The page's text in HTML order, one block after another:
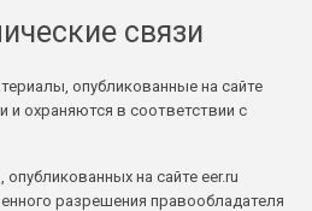
связи
опубликованные на сайте
и охраняются в соответствии с
на сайте eer.ru
разрешения правообладателя